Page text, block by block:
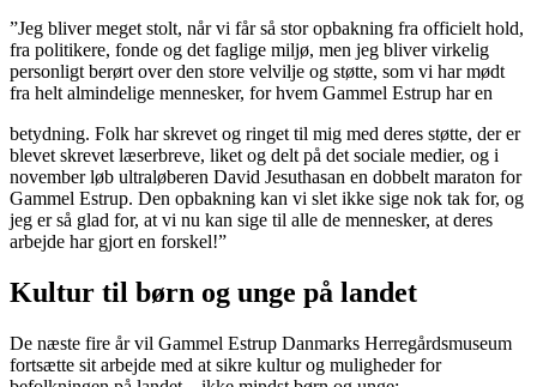
”Jeg bliver meget stolt, når vi får så stor opbakning fra officielt hold,
fra politikere, fonde og det faglige miljø, men jeg bliver virkelig
personligt berørt over den store velvilje og støtte, som vi har mødt
fra helt almindelige mennesker, for hvem Gammel Estrup har en
betydning. Folk har skrevet og ringet til mig med deres støtte, der er
blevet skrevet læserbreve, liket og delt på det sociale medier, og i
november løb ultraløberen David Jesuthasan en dobbelt maraton for
Gammel Estrup. Den opbakning kan vi slet ikke sige nok tak for, og
jeg er så glad for, at vi nu kan sige til alle de mennesker, at deres
arbejde har gjort en forskel!”
Kultur til børn og unge på landet
De næste fire år vil Gammel Estrup Danmarks Herregårdsmuseum
fortsætte sit arbejde med at sikre kultur og muligheder for